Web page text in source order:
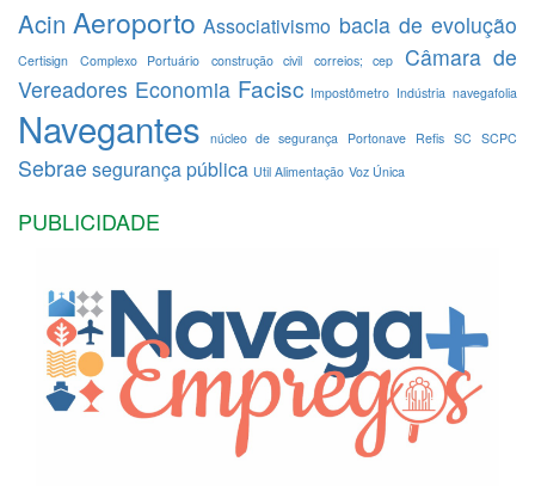
Acin Aeroporto Associativismo bacia de evolução
Certisign Complexo Portuário construção civil correios; cep
Câmara de
Vereadores Economia Facisc Impostômetro Indústria navegafolia
Navegantes núcleo de segurança Portonave Refis SC SCPC
Sebrae segurança pública Util Alimentação Voz Única
PUBLICIDADE